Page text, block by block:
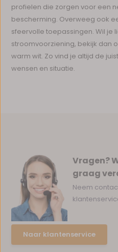
profielen die zorgen voor een
bescherming. Overweeg ook
sfeervolle toepassingen. Wil je
stroomvoorziening, bekijk dan
warm wit. Zo vind je altijd de
wensen en situatie.
Vragen?
graag
Neem
Naar klantenservice